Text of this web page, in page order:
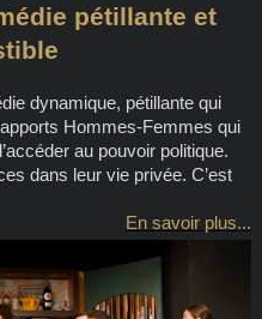
pétillante et
dynamique, pétillante qui
Hommes-Femmes qui
au pouvoir politique.
dans leur vie privée. C’est
En savoir plus...